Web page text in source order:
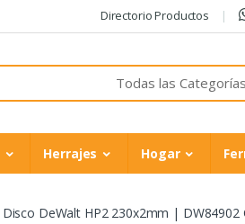
Directorio Productos
Herrajes Hogar
Disco DeWalt HP2 230x2mm | DW84902